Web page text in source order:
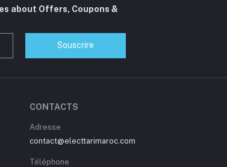
about Offers, Coupons &
Souscrire
CONTACTS
Adresse
contact@electtarimaroc.com
Téléphone